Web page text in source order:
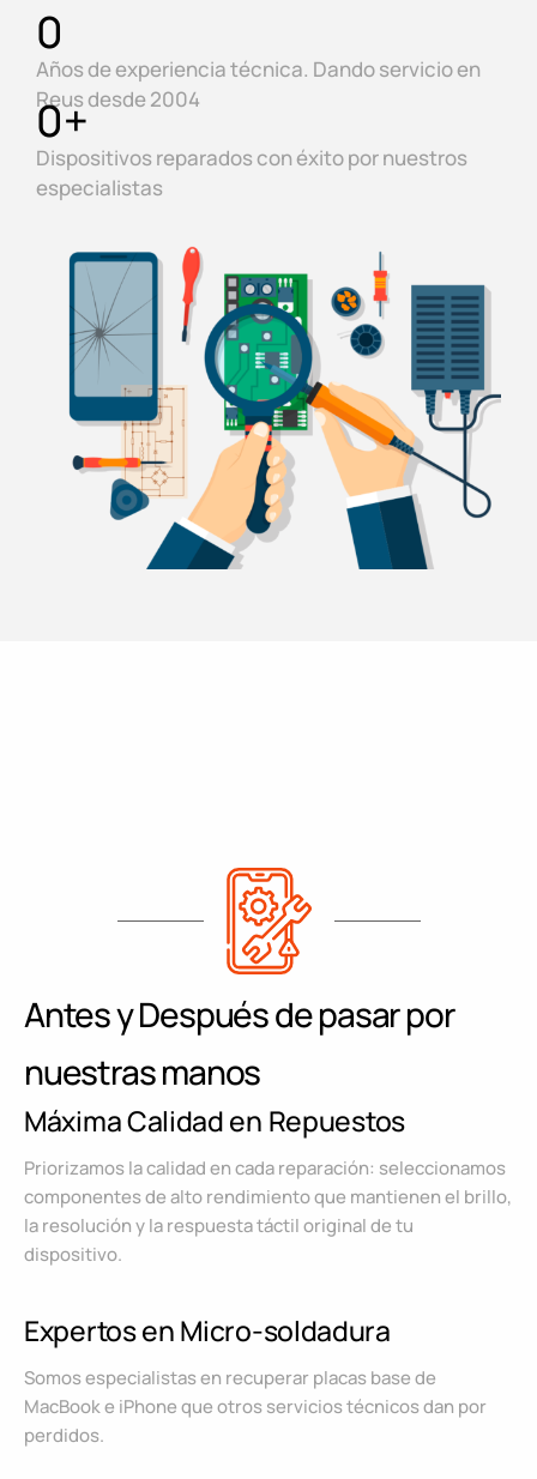
Años de experiencia técnica. Dando servicio en
Reus desde 2004
0
Dispositivos reparados con éxito por nuestros
especialistas
0+
Antes y Después de pasar por
nuestras manos
Máxima Calidad en Repuestos
Priorizamos la calidad en cada reparación: seleccionamos
componentes de alto rendimiento que mantienen el brillo,
la resolución y la respuesta táctil original de tu
dispositivo.
Expertos en Micro-soldadura
Somos especialistas en recuperar placas base de
MacBook e iPhone que otros servicios técnicos dan por
perdidos.